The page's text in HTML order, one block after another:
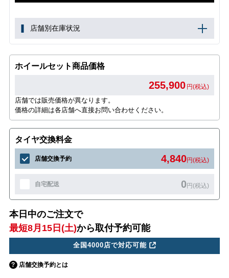
店舗別在庫状況
ホイールセット商品価格
255,900 円(税込)
店舗では販売価格が異なります。
価格の詳細は各店舗へ直接お問い合わせください。
タイヤ交換料金
店舗交換予約 4,840円(税込)
自宅配送 0円(税込)
本日中のご注文で
最短8月15日(土)から取付予約可能
全国4000店で対応可能
店舗交換予約とは